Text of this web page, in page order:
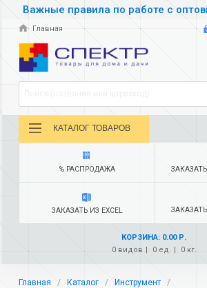
Важные правила по работе с
Главная
КАТАЛОГ ТОВАРОВ
% РАСПРОДАЖА
ЗАКАЗАТЬ ИЗ EXCEL
КОРЗИНА: 0.00 Р.
0 видов
0 ед. 0 кг.
Главная Каталог
Инструмент